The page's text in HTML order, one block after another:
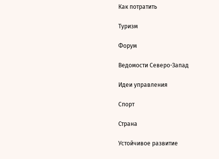
Как потратить
Туризм
Форум
Ведомости Северо-Запад
Идеи управления
Спорт
Страна
Устойчивое развитие